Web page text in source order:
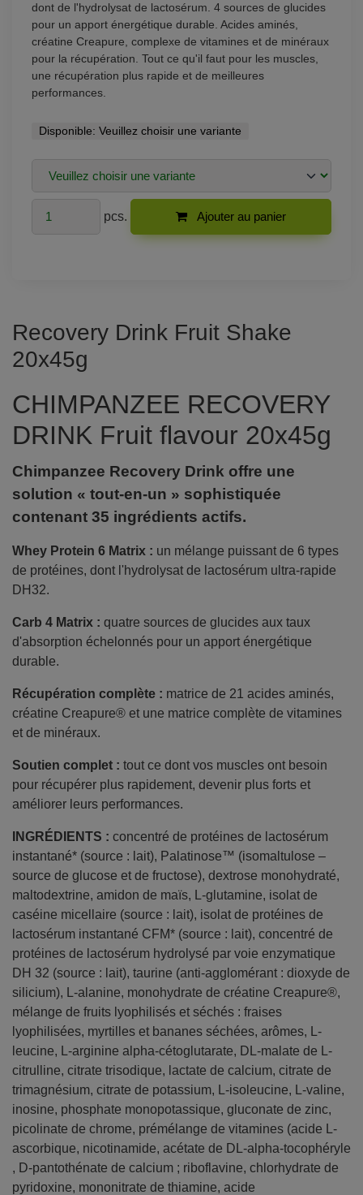
dont de l'hydrolysat de lactosérum. 4 sources de glucides
pour un apport énergétique durable. Acides aminés,
créatine Creapure, complexe de vitamines et de minéraux
pour la récupération. Tout ce qu'il faut pour les muscles,
une récupération plus rapide et de meilleures
performances.
Disponible: Veuillez choisir une variante
pcs. Ajouter au panier
Recovery Drink Fruit Shake
20x45g
CHIMPANZEE RECOVERY
DRINK Fruit flavour 20x45g
Chimpanzee Recovery Drink offre une
solution « tout-en-un » sophistiquée
contenant 35 ingrédients actifs.
Whey Protein 6 Matrix : un mélange puissant de 6 types
de protéines, dont l'hydrolysat de lactosérum ultra-rapide
DH32.
Carb 4 Matrix : quatre sources de glucides aux taux
d'absorption échelonnés pour un apport énergétique
durable.
Récupération complète : matrice de 21 acides aminés,
créatine Creapure® et une matrice complète de vitamines
et de minéraux.
Soutien complet : tout ce dont vos muscles ont besoin
pour récupérer plus rapidement, devenir plus forts et
améliorer leurs performances.
INGRÉDIENTS : concentré de protéines de lactosérum
instantané* (source : lait), Palatinose™ (isomaltulose –
source de glucose et de fructose), dextrose monohydraté,
maltodextrine, amidon de maïs, L-glutamine, isolat de
caséine micellaire (source : lait), isolat de protéines de
lactosérum instantané CFM* (source : lait), concentré de
protéines de lactosérum hydrolysé par voie enzymatique
DH 32 (source : lait), taurine (anti-agglomérant : dioxyde de
silicium), L-alanine, monohydrate de créatine Creapure®,
mélange de fruits lyophilisés et séchés : fraises
lyophilisées, myrtilles et bananes séchées, arômes, L-
leucine, L-arginine alpha-cétoglutarate, DL-malate de L-
citrulline, citrate trisodique, lactate de calcium, citrate de
trimagnésium, citrate de potassium, L-isoleucine, L-valine,
inosine, phosphate monopotassique, gluconate de zinc,
picolinate de chrome, prémélange de vitamines (acide L-
ascorbique, nicotinamide, acétate de DL-alpha-tocophéryle
, D-pantothénate de calcium ; riboflavine, chlorhydrate de
pyridoxine, mononitrate de thiamine, acide